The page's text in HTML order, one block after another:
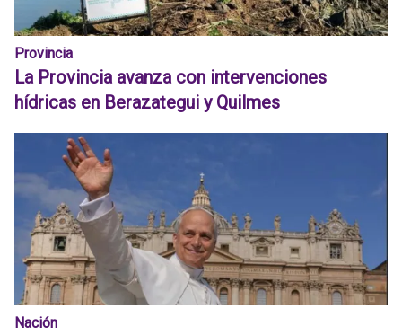
Provincia
La Provincia avanza con intervenciones
hídricas en Berazategui y Quilmes
Nación